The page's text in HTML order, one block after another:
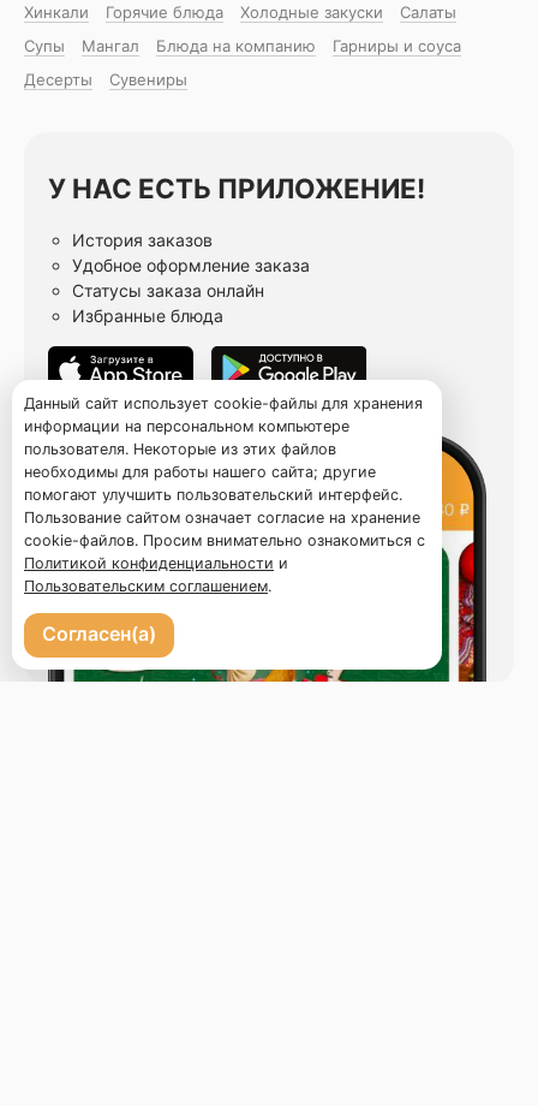
Хинкали
Горячие блюда Холодные закуски
Салаты
Супы
Мангал Блюда на компанию
Гарниры и соуса
Десерты
Сувениры
У НАС ЕСТЬ ПРИЛОЖЕНИЕ!
История заказов
Удобное оформление заказа
Статусы заказа онлайн
Избранные блюда
Данный сайт использует cookie-файлы для хранения
информации на персональном компьютере
пользователя. Некоторые из этих файлов
необходимы для работы нашего сайта; другие
помогают улучшить пользовательский интерфейс.
Пользование сайтом означает согласие на хранение
cookie-файлов. Просим внимательно ознакомиться с
Политикой конфиденциальности и
Пользовательским соглашением.
Согласен(а)